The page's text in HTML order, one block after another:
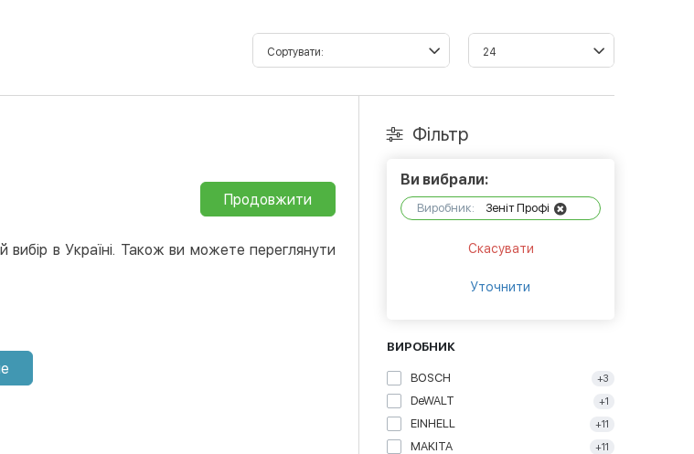
Фільтр
Ви вибрали:
Виробник: Зеніт Профі
Скасувати
Уточнити
ВИРОБНИК
BOSCH +3
DeWALT +1
EINHELL +11
MAKITA +11
Продовжити
в Україні. Також ви можете переглянути